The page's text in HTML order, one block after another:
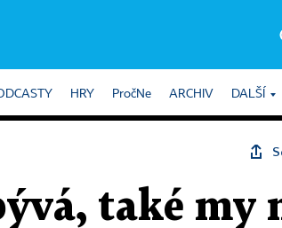
HRY PročNe ARCHIV DALŠÍ
také my